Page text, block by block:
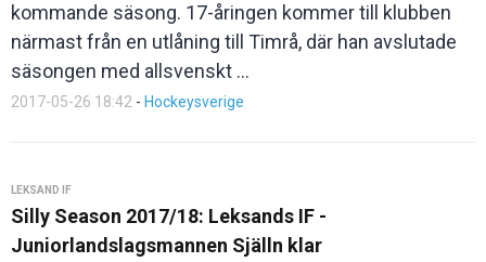
kommande säsong. 17-åringen kommer till klubben
närmast från en utlåning till Timrå, där han avslutade
säsongen med allsvenskt ...
2017-05-26 18:42 - Hockeysverige
LEKSAND IF
Silly Season 2017/18: Leksands IF -
Juniorlandslagsmannen Själln klar